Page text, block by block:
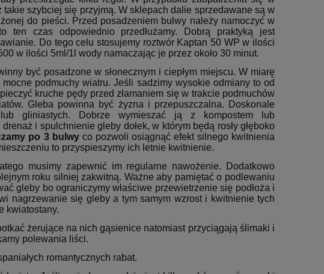
szybciej się przyjmą. W sklepach dalie sprzedawane są w
do pieści. Przed posadzeniem bulwy należy namoczyć w
czas odpowiednio przedłużamy. Dobrą praktyką jest
Do tego celu stosujemy roztwór Kaptan 50 WP w ilości
w ilości 5ml/1l wody namaczając je przez około 30 minut.
być posadzone w słonecznym i ciepłym miejscu. W miarę
podmuchy wiatru. Jeśli sadzimy wysokie odmiany to od
kruche pędy przed złamaniem się w trakcie podmuchów
Gleba powinna być żyzna i przepuszczalna. Doskonale
gliniastych. Dobrze wymieszać ją z kompostem lub
i spulchnienie gleby dołek, w którym będą rosły głęboko
po 3 bulwyco pozwoli osiągnąć efekt silnego kwitnienia
to przyspieszymy ich letnie kwitnienie.
musimy zapewnić im regularne nawożenie. Dodatkowo
roku silniej zakwitną. Ważne aby pamiętać o podlewaniu
gleby bo ograniczymy właściwe przewietrzenie się podłoża i
nagrzewanie się gleby a tym samym wzrost i kwitnienie tych
kwiatostany.
żerujące na nich gąsienice natomiast przyciągają ślimaki i
polewania liści.
romantycznych rabat.